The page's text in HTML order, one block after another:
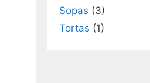
Sopas (3)
Tortas (1)